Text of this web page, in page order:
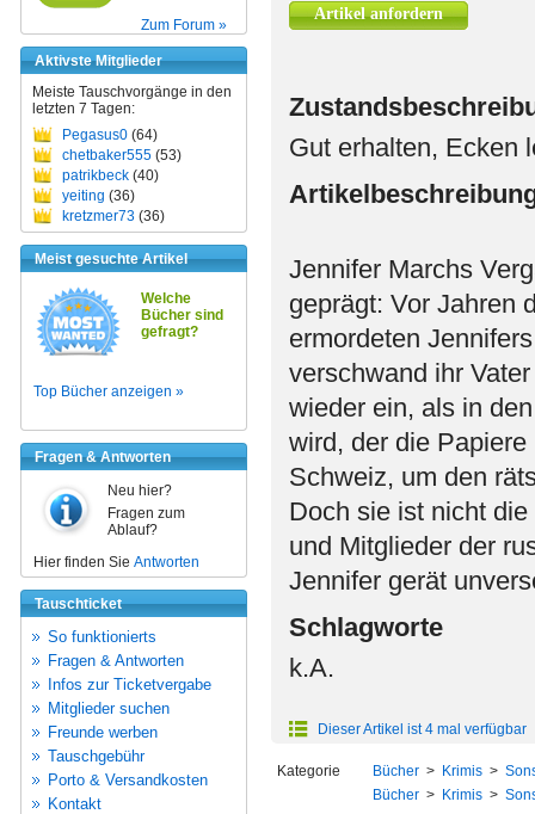
Zum Forum »
Aktivste Mitglieder
Meiste Tauschvorgänge in den
letzten 7 Tagen:
Pegasus0 (64)
chetbaker555 (53)
patrikbeck (40)
yeiting (36)
kretzmer73 (36)
Meist gesuchte Artikel
Welche
Bücher sind
gefragt?
Top Bücher anzeigen »
Fragen & Antworten
Neu hier?
Fragen zum
Ablauf?
Hier finden Sie Antworten
Tauschticket
So funktionierts
Fragen & Antworten
Infos zur Ticketvergabe
Mitglieder suchen
Freunde werben
Tauschgebühr
Porto & Versandkosten
Kontakt
Artikel anfordern
Gut erhalten, Ecken
Jennifer Marchs
geprägt: Vor Jahren
ermordeten
verschwand ihr
wieder ein, als in
wird, der die
Schweiz, um den
Doch sie ist nicht
und Mitglieder der
Jennifer gerät
Schlagworte
k.A.
Dieser Artikel ist 4 mal verfügbar
Kategorie Bücher > Krimis >
Bücher > Krimis >